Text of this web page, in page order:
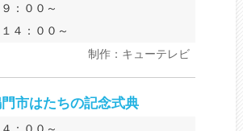
：００～
４：００～
制作：キューテレビ
市はたちの記念式典
：００～